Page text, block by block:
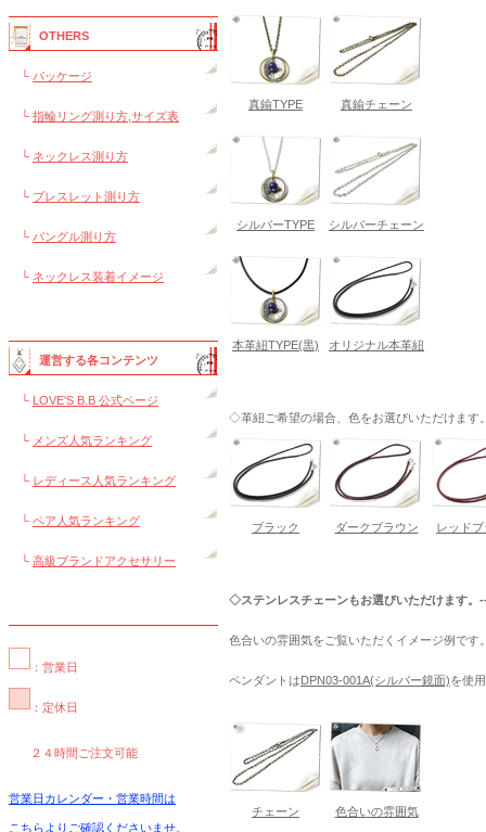
OTHERS
└ パッケージ
└ 指輪リング測り方,サイズ表
└ ネックレス測り方
└ ブレスレット測り方
└ バングル測り方
└ ネックレス装着イメージ
運営する各コンテンツ
└ LOVE'S B.B 公式ページ
└ メンズ人気ランキング
└ レディース人気ランキング
└ ペア人気ランキング
└ 高級ブランドアクセサリー
：営業日
：定休日
２４時間ご注文可能
営業日カレンダー・営業時間は
こちらよりご確認くださいませ。
真鍮TYPE 真鍮チェーン
シルバーTYPE シルバーチェーン
本革紐TYPE(黒) オリジナル本革紐
◇革紐ご希望の場合、色をお選びいただけます
ブラック ダークブラウン レッド
◇ステンレスチェーンもお選びいただけます。
色合いの雰囲気をご覧いただくイメージ例です
ペンダントはDPN03-001A(シルバー鏡面)を使
チェーン 色合いの雰囲気